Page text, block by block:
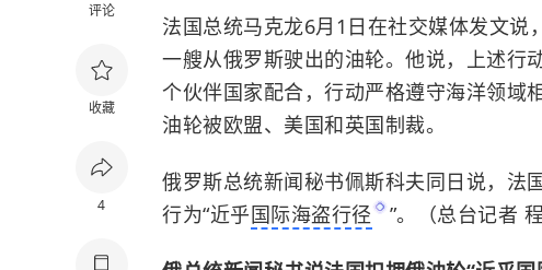
评论
收藏
4
法国总统马克龙6月1日在社交媒体发文
一艘从俄罗斯驶出的油轮。他说，上述行
个伙伴国家配合，行动严格遵守海洋领域
油轮被欧盟、美国和英国制裁。
俄罗斯总统新闻秘书佩斯科夫同日说，法
行为“近乎国际海盗行径 ”。（总台记者 程